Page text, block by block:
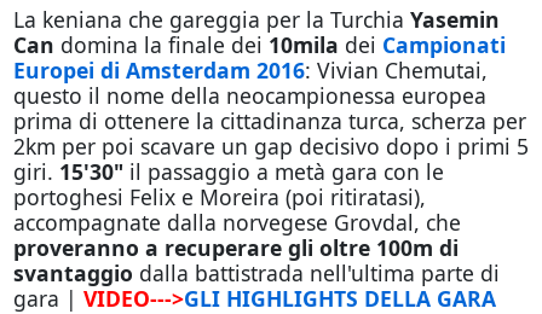
La keniana che gareggia per la Turchia Yasemin
Can domina la finale dei 10mila dei Campionati
Europei di Amsterdam 2016: Vivian Chemutai,
questo il nome della neocampionessa europea
prima di ottenere la cittadinanza turca, scherza per
2km per poi scavare un gap decisivo dopo i primi 5
giri. 15'30" il passaggio a metà gara con le
portoghesi Felix e Moreira (poi ritiratasi),
accompagnate dalla norvegese Grovdal, che
proveranno a recuperare gli oltre 100m di
svantaggio dalla battistrada nell'ultima parte di
gara | VIDEO--->GLI HIGHLIGHTS DELLA GARA